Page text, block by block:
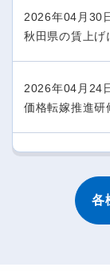
2026年04月30
秋田県の賃上げ
2026年04月24
価格転嫁推進研
価格転嫁実践
各